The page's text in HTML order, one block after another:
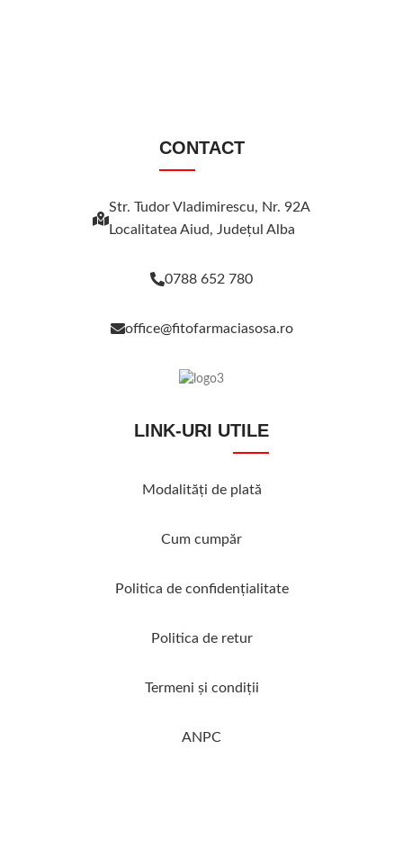
CONTACT
Str. Tudor Vladimirescu, Nr. 92A
Localitatea Aiud, Judeţul Alba
0788 652 780
office@fitofarmaciasosa.ro
LINK-URI UTILE
Modalităţi de plată
Cum cumpăr
Politica de confidenţialitate
Politica de retur
Termeni şi condiţii
ANPC